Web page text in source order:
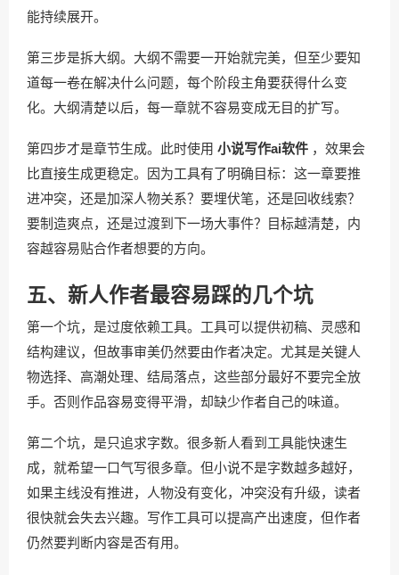
能持续展开。
第三步是拆大纲。大纲不需要一开始就完美，但至少要知
道每一卷在解决什么问题，每个阶段主角要获得什么变
化。大纲清楚以后，每一章就不容易变成无目的扩写。
第四步才是章节生成。此时使用 小说写作ai软件 ，效果会
比直接生成更稳定。因为工具有了明确目标：这一章要推
进冲突，还是加深人物关系？要埋伏笔，还是回收线索？
要制造爽点，还是过渡到下一场大事件？目标越清楚，内
容越容易贴合作者想要的方向。
五、新人作者最容易踩的几个坑
第一个坑，是过度依赖工具。工具可以提供初稿、灵感和
结构建议，但故事审美仍然要由作者决定。尤其是关键人
物选择、高潮处理、结局落点，这些部分最好不要完全放
手。否则作品容易变得平滑，却缺少作者自己的味道。
第二个坑，是只追求字数。很多新人看到工具能快速生
成，就希望一口气写很多章。但小说不是字数越多越好，
如果主线没有推进，人物没有变化，冲突没有升级，读者
很快就会失去兴趣。写作工具可以提高产出速度，但作者
仍然要判断内容是否有用。